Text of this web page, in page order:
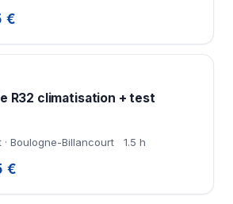
€
R32 climatisation + test
· Boulogne-Billancourt 1.5 h
€